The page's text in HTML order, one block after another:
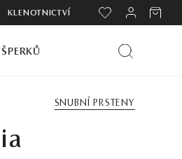
KLENOTNICTVÍ
SNUBNÍ PRSTENY